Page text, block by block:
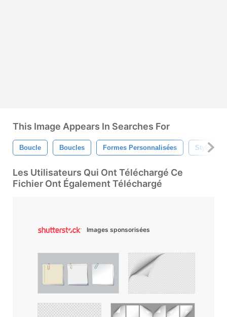
This Image Appears In Searches For
Boucle Boucles Formes Personnalisées Style De
Les Utilisateurs Qui Ont Téléchargé Ce
Fichier Ont Également Téléchargé
Images sponsorisées